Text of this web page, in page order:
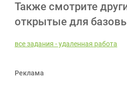
Также смотрите
открытые для
все задания - удаленная работа
Реклама